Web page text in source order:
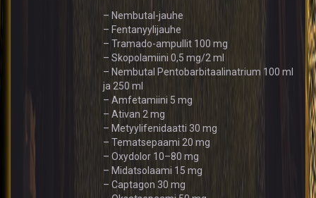
– Nembutal-jauhe
– Fentanyylijauhe
– Tramado-ampullit 100 mg
– Skopolamiini 0,5 mg/2 ml
– Nembutal Pentobarbitaalinatrium 100 ml
ja 250 ml
– Amfetamiini 5 mg
– Ativan 2 mg
– Metyylifenidaatti 30 mg
– Tematsepaami 20 mg
– Oxydolor 10–80 mg
– Midatsolaami 15 mg
– Captagon 30 mg